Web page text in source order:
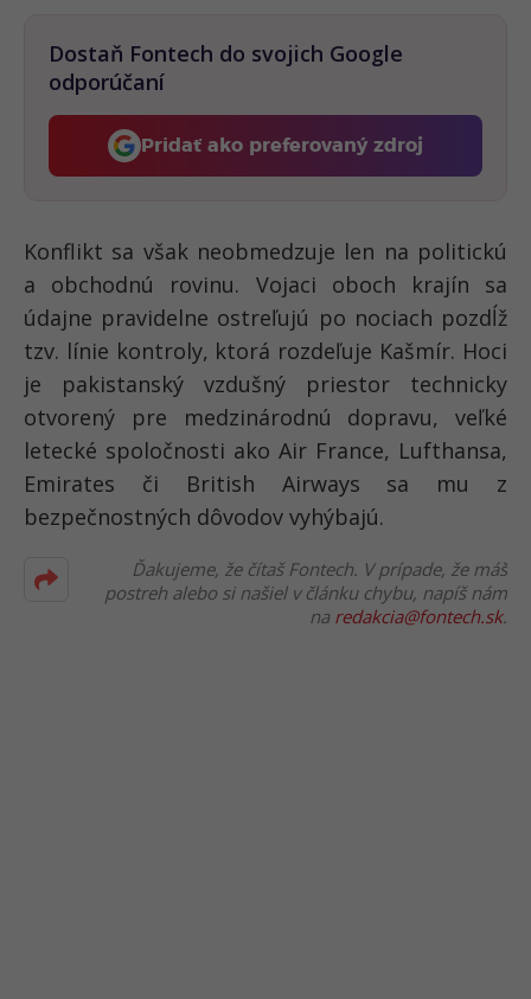
Dostaň Fontech do svojich Google
odporúčaní
Pridať ako preferovaný zdroj
Fontech, odkaz sa otvorí v
Konflikt sa však neobmedzuje len na politickú
a obchodnú rovinu. Vojaci oboch krajín sa
údajne pravidelne ostreľujú po nociach pozdĺž
tzv. línie kontroly, ktorá rozdeľuje Kašmír. Hoci
je pakistanský vzdušný priestor technicky
otvorený pre medzinárodnú dopravu, veľké
letecké spoločnosti ako Air France, Lufthansa,
Emirates či British Airways sa mu z
bezpečnostných dôvodov vyhýbajú.
Ďakujeme, že čítaš Fontech. V prípade, že máš
postreh alebo si našiel v článku chybu, napíš nám
na redakcia@fontech.sk.